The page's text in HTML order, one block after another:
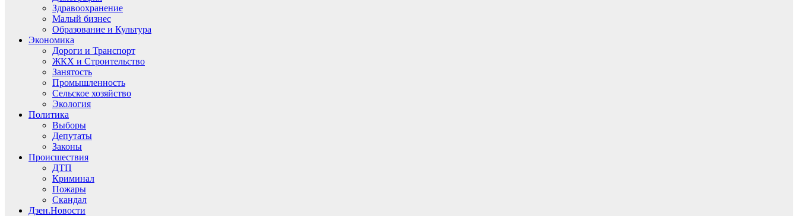
Здравоохранение
Малый бизнес
Образование и Культура
Экономика
Дороги и Транспорт
ЖКХ и Строительство
Занятость
Промышленность
Сельское хозяйство
Экология
Политика
Выборы
Депутаты
Законы
Происшествия
ДТП
Криминал
Пожары
Скандал
Дзен.Новости